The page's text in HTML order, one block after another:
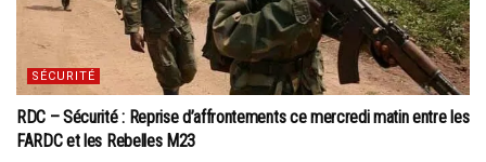
SÉCURITÉ
RDC – Sécurité : Reprise d’affrontements ce mercredi matin entre les
FARDC et les Rebelles M23